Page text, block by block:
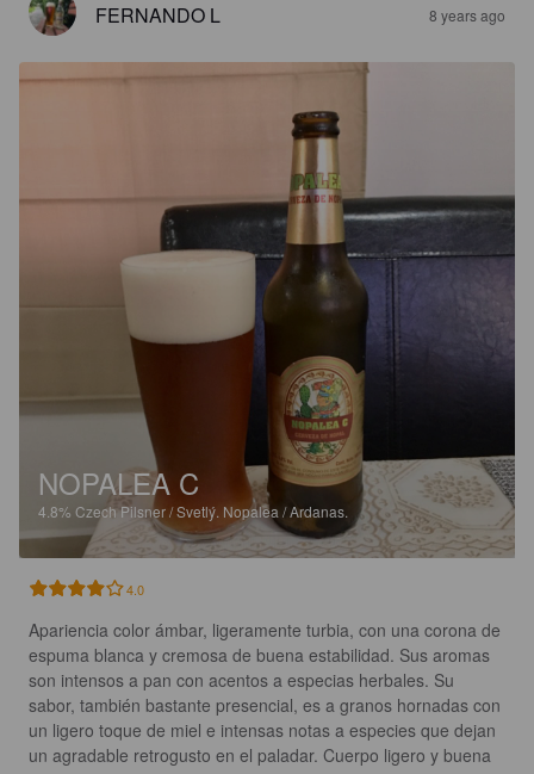
FERNANDO L 8 years ago
NOPALEA C
4.8% Czech Pilsner / Svetlý. Nopalea / Ardanas.
4.0
Apariencia color ámbar, ligeramente turbia, con una corona de
espuma blanca y cremosa de buena estabilidad. Sus aromas
son intensos a pan con acentos a especias herbales. Su
sabor, también bastante presencial, es a granos hornadas con
un ligero toque de miel e intensas notas a especies que dejan
un agradable retrogusto en el paladar. Cuerpo ligero y buena